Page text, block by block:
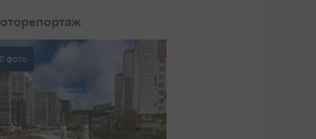
фото